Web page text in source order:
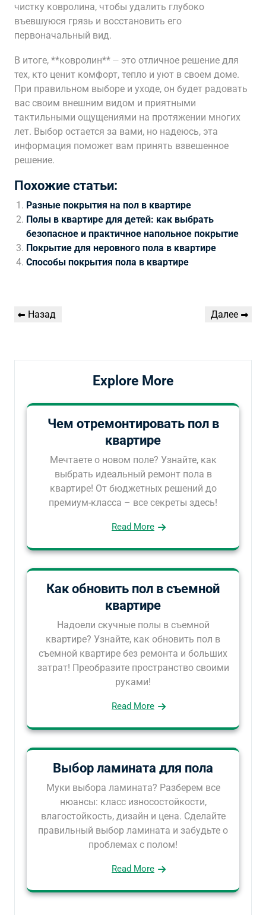
чистку ковролина, чтобы удалить глубоко
въевшуюся грязь и восстановить его
первоначальный вид.
В итоге, **ковролин** ⏤ это отличное решение для
тех, кто ценит комфорт, тепло и уют в своем доме.
При правильном выборе и уходе, он будет радовать
вас своим внешним видом и приятными
тактильными ощущениями на протяжении многих
лет. Выбор остается за вами, но надеюсь, эта
информация поможет вам принять взвешенное
решение.
Похожие статьи:
Разные покрытия на пол в квартире
Полы в квартире для детей: как выбрать
безопасное и практичное напольное покрытие
Покрытие для неровного пола в квартире
Способы покрытия пола в квартире
Навигация
Предыдущая
Назад
Следующая
Далее
Explore More
Чем отремонтировать пол в
квартире
Мечтаете о новом поле? Узнайте, как
выбрать идеальный ремонт пола в
квартире! От бюджетных решений до
премиум-класса – все секреты здесь!
Read More
Как обновить пол в съемной
квартире
Надоели скучные полы в съемной
квартире? Узнайте, как обновить пол в
съемной квартире без ремонта и больших
затрат! Преобразите пространство своими
руками!
Read More
Выбор ламината для пола
Муки выбора ламината? Разберем все
нюансы: класс износостойкости,
влагостойкость, дизайн и цена. Сделайте
правильный выбор ламината и забудьте о
проблемах с полом!
Read More